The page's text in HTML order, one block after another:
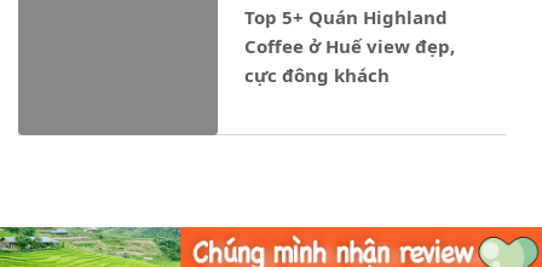
Top 5+ Quán Highland
Coffee ở Huế view đẹp,
cực đông khách
Notice: Undefined property: stdClass::$ten_loai in